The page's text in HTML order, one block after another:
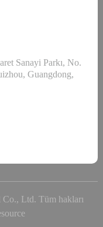
Sanayi Parkı, No.
Guangdong,
Ltd. Tüm hakları